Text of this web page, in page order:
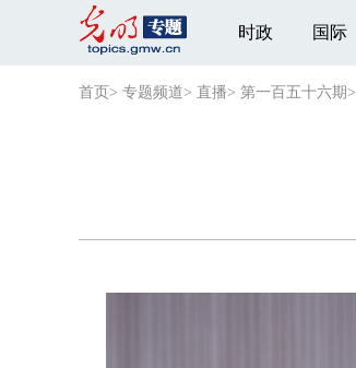
时政 国际
首页 > 专题频道> 直播> 第一百五十六期>